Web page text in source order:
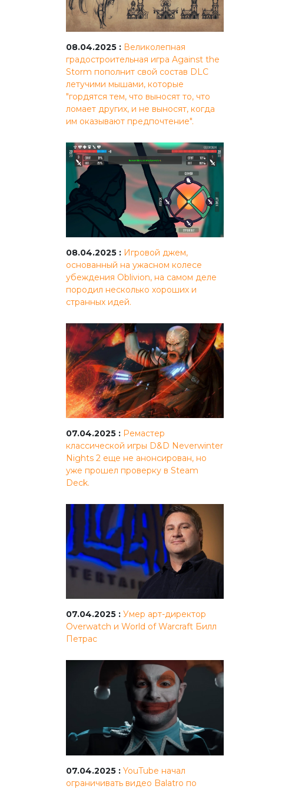
08.04.2025 : Великолепная
градостроительная игра Against the
Storm пополнит свой состав DLC
летучими мышами, которые
"гордятся тем, что выносят то, что
ломает других, и не выносят, когда
им оказывают предпочтение".
08.04.2025 : Игровой джем,
основанный на ужасном колесе
убеждения Oblivion, на самом деле
породил несколько хороших и
странных идей.
07.04.2025 : Ремастер
классической игры D&D Neverwinter
Nights 2 еще не анонсирован, но
уже прошел проверку в Steam
Deck.
07.04.2025 : Умер арт-директор
Overwatch и World of Warcraft Билл
Петрас
07.04.2025 : YouTube начал
ограничивать видео Balatro по